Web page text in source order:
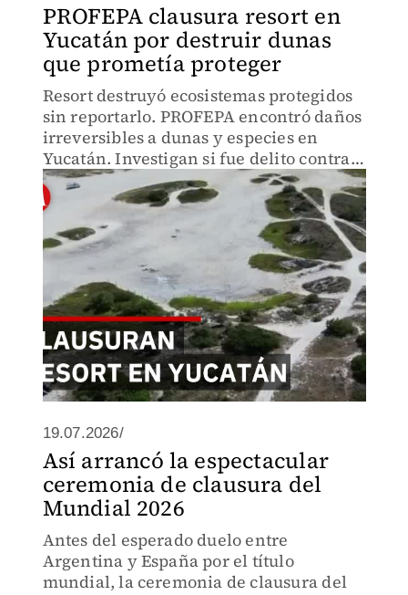
PROFEPA clausura resort en
Yucatán por destruir dunas
que prometía proteger
Resort destruyó ecosistemas protegidos
sin reportarlo. PROFEPA encontró daños
irreversibles a dunas y especies en
Yucatán. Investigan si fue delito contra
la biodiversidad con penas para
responsables.
19.07.2026/
Así arrancó la espectacular
ceremonia de clausura del
Mundial 2026
Antes del esperado duelo entre
Argentina y España por el título
mundial, la ceremonia de clausura del